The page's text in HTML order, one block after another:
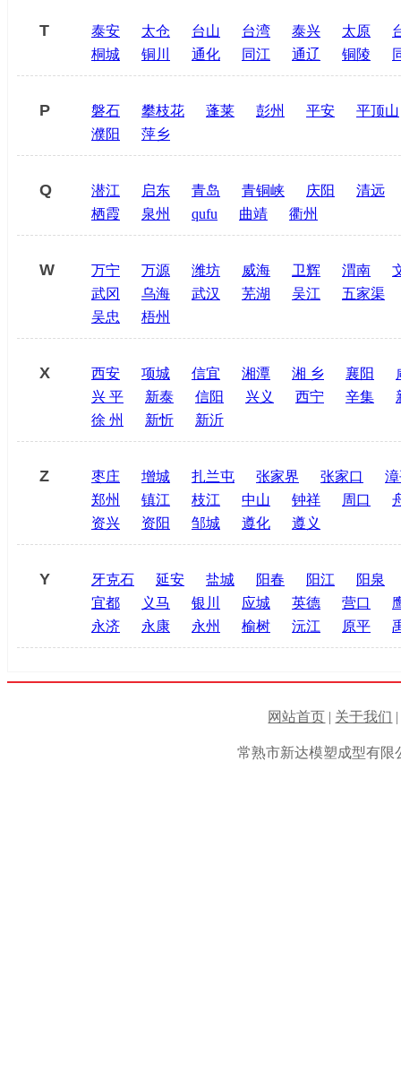
T 泰安 太仓 台山 台湾 泰兴 太原
桐城
铜川 通化 同江 通辽 铜陵
P 磐石 攀枝花 蓬莱 彭州 平安
平顶山
濮阳
萍乡
Q 潜江 启东 青岛 青铜峡 庆阳
清远
栖霞
泉州 qufu 曲靖 衢州
W 万宁 万源 潍坊 威海 卫辉 渭南
武冈
乌海 武汉 芜湖 吴江
五家渠
吴忠
梧州
X 西安 项城 信宜 湘潭 湘 乡 襄阳
兴 平
新泰 信阳 兴义 西宁 辛集
徐 州
新忻 新沂
Z 枣庄 增城 扎兰屯 张家界 张家口
郑州
镇江 枝江 中山 钟祥 周口
资兴
资阳 邹城 遵化 遵义
Y 牙克石 延安 盐城 阳春 阳江
阳泉
宜都
义马 银川 应城 英德 营口
永济
永康 永州 榆树 沅江 原平
网站首页 | 关于我们
常熟市新达模塑成型有限